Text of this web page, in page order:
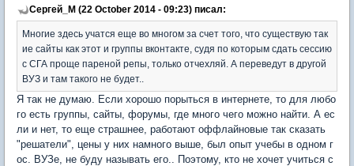
Сергей_М (22 October 2014 - 09:23) писал:
Многие здесь учатся еще во многом за счет того, что существую так
ие сайты как этот и группы вконтакте, судя по которым сдать сессию
с СГА проще пареной репы, только отчехляй. А переведут в другой
ВУЗ и там такого не будет..
Я так не думаю. Если хорошо порыться в интернете, то для любо
го есть группы, сайты, форумы, где много чего можно найти. А ес
ли и нет, то еще страшнее, работают оффлайновые так сказать
"решатели", цены у них намного выше, был опыт учебы в одном г
ос. ВУЗе, не буду называть его.. Поэтому, кто не хочет учиться с